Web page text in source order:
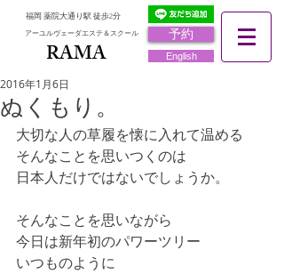
予約
福岡 薬院大通り駅 徒歩2分
アーユルヴェーダエステ＆スクール
RAMA English
ぬくもり。
2016年1月6日
大切な人の草履を懐に入れて温める
そんなことを思いつくのは
日本人だけではないでしょうか。
そんなことを思いながら
今日は新年初のパワーツリー
いつものように